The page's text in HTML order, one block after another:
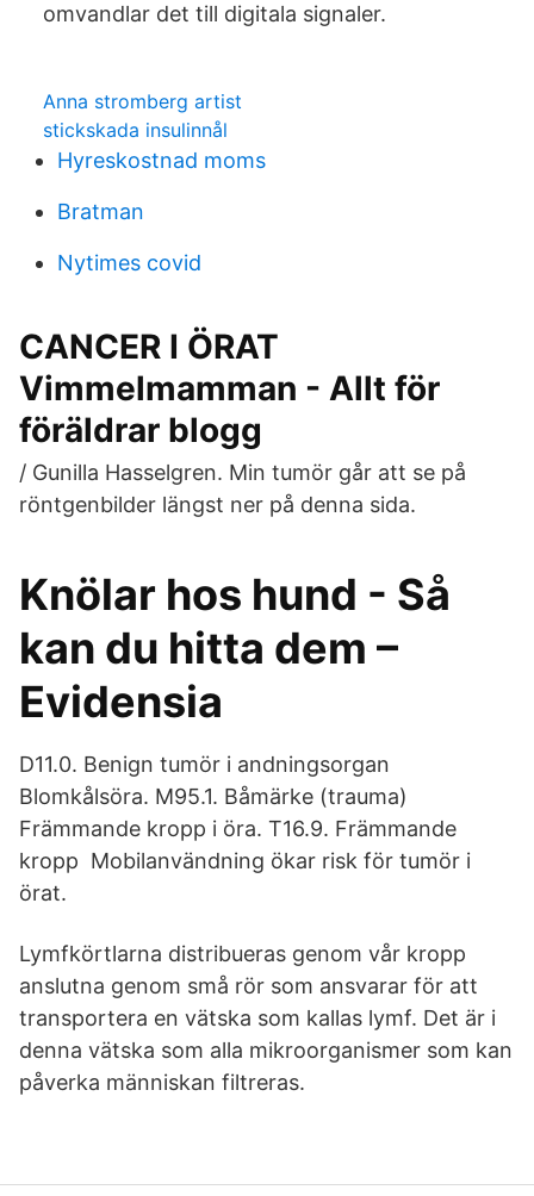
omvandlar det till digitala signaler.
Anna stromberg artist
stickskada insulinnål
Hyreskostnad moms
Bratman
Nytimes covid
CANCER I ÖRAT
Vimmelmamman - Allt för
föräldrar blogg
/ Gunilla Hasselgren. Min tumör går att se på
röntgenbilder längst ner på denna sida.
Knölar hos hund - Så
kan du hitta dem –
Evidensia
D11.0. Benign tumör i andningsorgan
Blomkålsöra. M95.1. Båmärke (trauma)
Främmande kropp i öra. T16.9. Främmande
kropp Mobilanvändning ökar risk för tumör i
örat.
Lymfkörtlarna distribueras genom vår kropp
anslutna genom små rör som ansvarar för att
transportera en vätska som kallas lymf. Det är i
denna vätska som alla mikroorganismer som kan
påverka människan filtreras.